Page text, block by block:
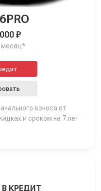
₽
месяц*
в кредит
взноса от
и сроком на 7 лет
В КРЕДИТ